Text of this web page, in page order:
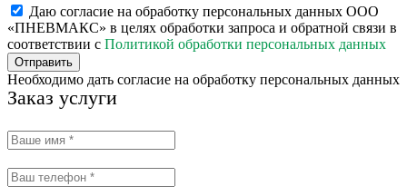
Даю согласие на обработку персональных данных ООО
«ПНЕВМАКС» в целях обработки запроса и обратной связи в
соответствии с Политикой обработки персональных данных
Отправить
Необходимо дать согласие на обработку персональных данных
Заказ услуги